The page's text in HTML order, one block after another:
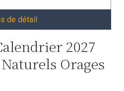
de détail
2027
Orages